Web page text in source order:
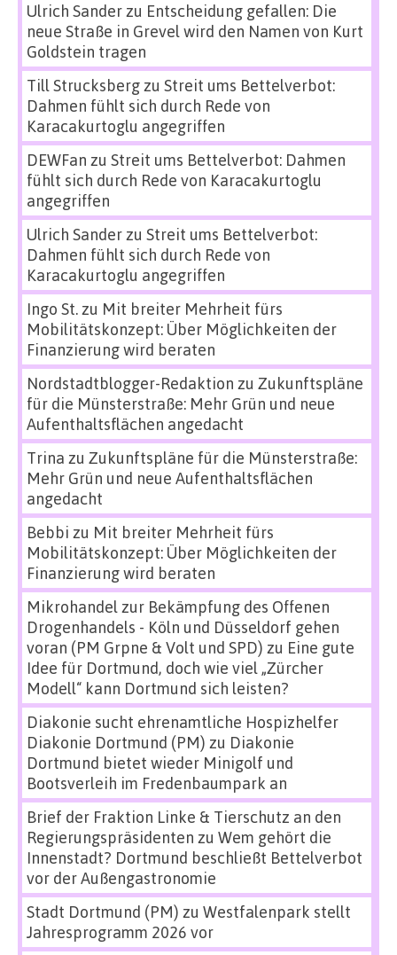
Ulrich Sanderzu Entscheidung gefallen: Die
neue Straße in Grevel wird den Namen von Kurt
Goldstein tragen
Till Strucksbergzu Streit ums Bettelverbot:
Dahmen fühlt sich durch Rede von
Karacakurtoglu angegriffen
DEWFan zu Streit ums Bettelverbot: Dahmen
fühlt sich durch Rede von Karacakurtoglu
angegriffen
Ulrich Sanderzu Streit ums Bettelverbot:
Dahmen fühlt sich durch Rede von
Karacakurtoglu angegriffen
Ingo St.zu Mit breiter Mehrheit fürs
Mobilitätskonzept: Über Möglichkeiten der
Finanzierung wird beraten
Nordstadtblogger-Redaktion zu Zukunftspläne
für die Münsterstraße: Mehr Grün und neue
Aufenthaltsflächen angedacht
Trina zu Zukunftspläne für die Münsterstraße:
Mehr Grün und neue Aufenthaltsflächen
angedacht
Bebbi zu Mit breiter Mehrheit fürs
Mobilitätskonzept: Über Möglichkeiten der
Finanzierung wird beraten
Mikrohandel zur Bekämpfung des Offenen
Drogenhandels - Köln und Düsseldorf gehen
voran (PM Grpne & Volt und SPD) zu Eine gute
Idee für Dortmund, doch wie viel „Zürcher
Modell“ kann Dortmund sich leisten?
Diakonie sucht ehrenamtliche Hospizhelfer
Diakonie Dortmund (PM) zu Diakonie
Dortmund bietet wieder Minigolf und
Bootsverleih im Fredenbaumpark an
Brief der Fraktion Linke & Tierschutz an den
Regierungspräsidenten zu Wem gehört die
Innenstadt? Dortmund beschließt Bettelverbot
vor der Außengastronomie
Stadt Dortmund (PM) zu Westfalenpark stellt
Jahresprogramm 2026 vor